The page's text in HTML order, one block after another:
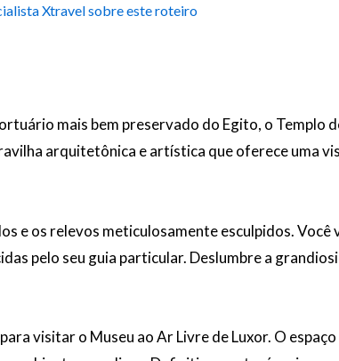
Xtravel sobre este roteiro
mais bem preservado do Egito, o Templo
arquitetônica e artística que oferece uma
e os relevos meticulosamente esculpidos. Você
pelo seu guia particular. Deslumbre a
visitar o Museu ao Ar Livre de Luxor. O